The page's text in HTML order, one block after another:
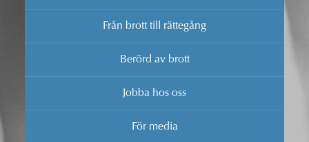
Från brott till rättegång
Berörd av brott
Jobba hos oss
För media